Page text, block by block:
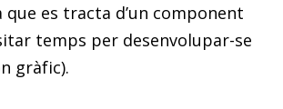
que es tracta d’un component
temps per desenvolupar-se
gràfic).